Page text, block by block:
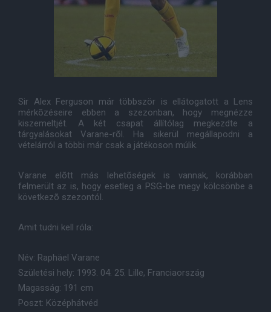
Sir Alex Ferguson már többször is ellátogatott a Lens
mérkõzéseire ebben a szezonban, hogy megnézze
kiszemeltjét. A két csapat állítólag megkezdte a
tárgyalásokat Varane-rõl. Ha sikerül megállapodni a
vételárról a többi már csak a játékoson múlik.
Varane elõtt más lehetõségek is vannak, korábban
felmerült az is, hogy esetleg a PSG-be megy kölcsönbe a
következõ szezontól.
Amit tudni kell róla:
Név: Raphäel Varane
Születési hely: 1993. 04. 25. Lille, Franciaország
Magasság: 191 cm
Poszt: Középhátvéd